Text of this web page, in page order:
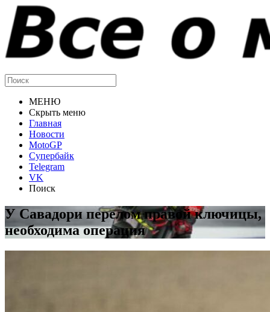
МЕНЮ
Скрыть меню
Главная
Новости
MotoGP
Супербайк
Telegram
VK
Поиск
У Савадори перелом правой ключицы,
необходима операция